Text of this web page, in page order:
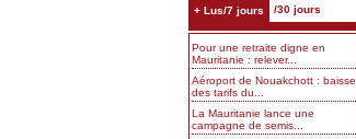
+ Lus/7 jours /30 jours
Pour une retraite digne en
Mauritanie : relever...
Aéroport de Nouakchott : baisse
des tarifs du...
La Mauritanie lance une
campagne de semis...